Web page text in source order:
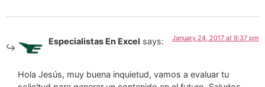
Especialistas En Excel says: January 24, 2017 at 9:37 pm
Hola Jesús, muy buena inquietud, vamos a evaluar tu